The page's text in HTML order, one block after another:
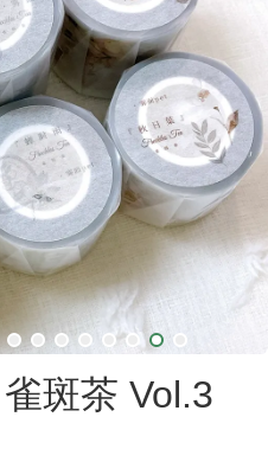
斑茶 Vol.3